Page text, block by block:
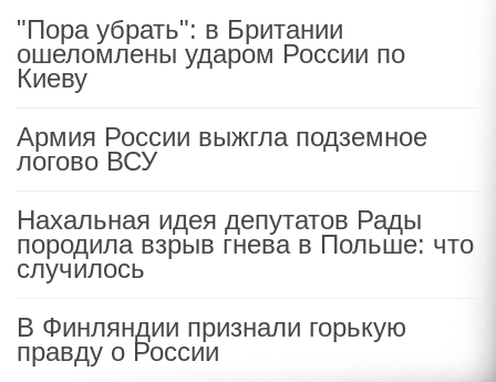
"Пора убрать": в Британии
ошеломлены ударом России по
Киеву
Армия России выжгла подземное
логово ВСУ
Нахальная идея депутатов Рады
породила взрыв гнева в Польше: что
случилось
В Финляндии признали горькую
правду о России